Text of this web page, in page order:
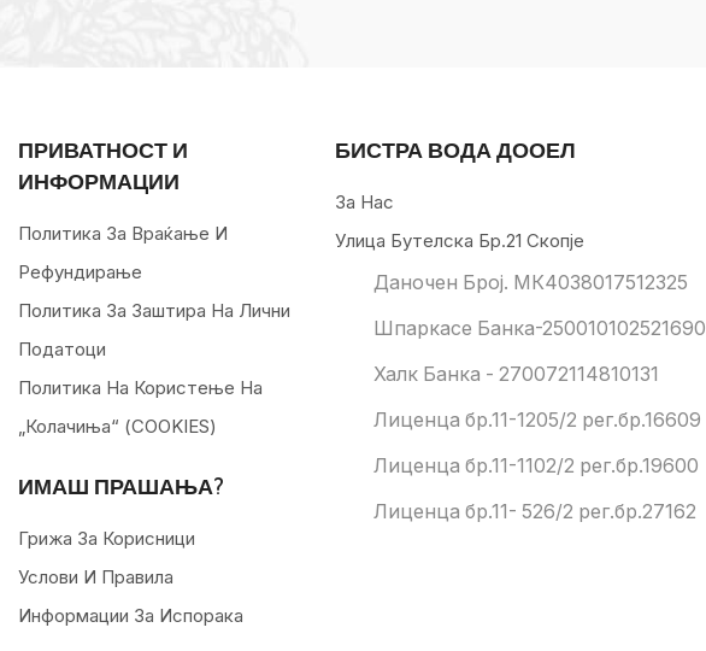
ПРИВАТНОСТ И
ИНФОРМАЦИИ
Политика За Враќање И
Рефундирање
Политика За Заштира На Лични
Податоци
Политика На Користење На
„колачиња“ (COOKIES)
ИМАШ ПРАШАЊА?
Грижа За Корисници
Услови И Правила
Информации За Испорака
БИСТРА ВОДА ДООЕЛ
За Нас
Улица Бутелска Бр.21 Скопје
Даночен Број. МК4038017512325
Шпаркасе Банка-250010102521690
Халк Банка - 270072114810131
Лиценца бр.11-1205/2 рег.бр.16609
Лиценца бр.11-1102/2 рег.бр.19600
Лиценца бр.11- 526/2 рег.бр.27162